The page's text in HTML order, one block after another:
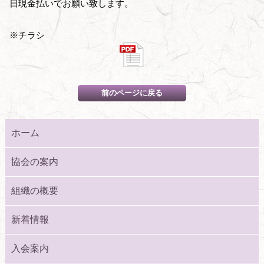
日現金払いでお願い致します。
※チラシ
ホーム
協会の案内
組織の概要
新着情報
入会案内